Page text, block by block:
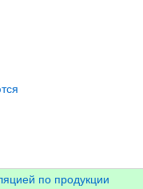
по продукции